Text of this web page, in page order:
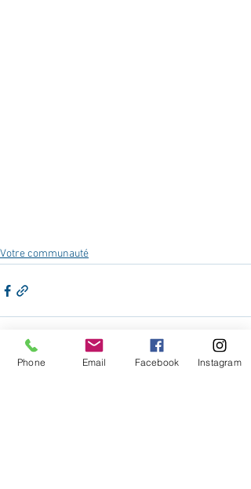
Votre communauté
Phone Email Facebook Instagram